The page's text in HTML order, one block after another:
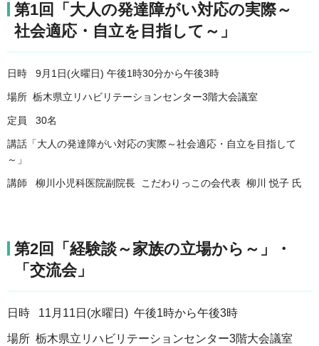
第1回「大人の発達障がい対応の実際～
社会適応・自立を目指して～」
日時 9月1日(火曜日) 午後1時30分から午後3時
場所 栃木県立リハビリテーションセンター3階大会議室
定員 30名
講話「大人の発達障がい対応の実際～社会適応・自立を目指して
～」
講師 柳川小児科医院副院長 こだわりっこの会代表 柳川 悦子 氏
第2回「経験談～家族の立場から～」・
「交流会」
日時 11月11日(水曜日) 午後1時から午後3時
場所 栃木県立リハビリテーションセンター3階大会議室